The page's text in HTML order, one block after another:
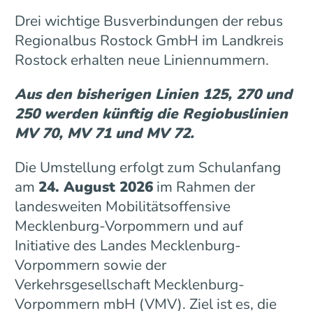
Drei wichtige Busverbindungen der rebus
Regionalbus Rostock GmbH im Landkreis
Rostock erhalten neue Liniennummern.
Aus den bisherigen Linien 125, 270 und
250 werden künftig die Regiobuslinien
MV 70, MV 71 und MV 72.
Die Umstellung erfolgt zum Schulanfang
am 24. August 2026im Rahmen der
landesweiten Mobilitätsoffensive
Mecklenburg-Vorpommern und auf
Initiative des Landes Mecklenburg-
Vorpommern sowie der
Verkehrsgesellschaft Mecklenburg-
Vorpommern mbH (VMV). Ziel ist es, die